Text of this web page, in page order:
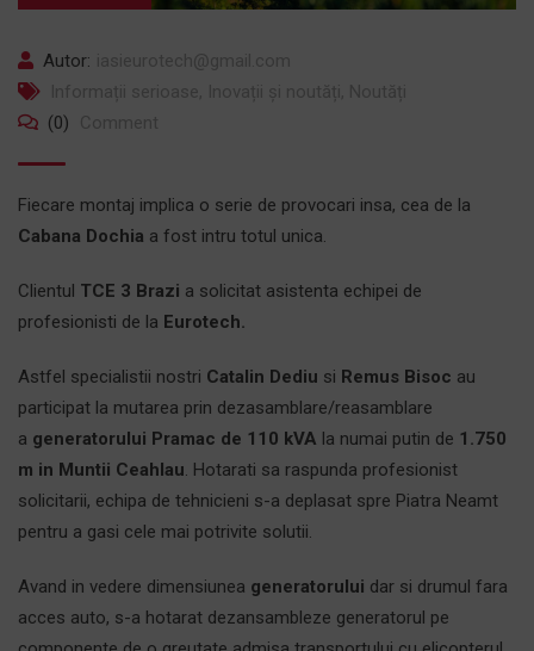
Autor:
(0)
Fiecare montaj implica o serie de provocari insa, cea de la
Cabana Dochia a fost intru totul unica.
Clientul TCE 3 Brazi a solicitat asistenta echipei de
profesionisti de la Eurotech.
Astfel specialistii nostri Catalin Dediu si Remus Bisoc au
participat la mutarea prin dezasamblare/reasamblare
a generatorului Pramac de 110 kVA la numai putin de 1.750
m in Muntii Ceahlau. Hotarati sa raspunda profesionist
solicitarii, echipa de tehnicieni s-a deplasat spre Piatra Neamt
pentru a gasi cele mai potrivite solutii.
Avand in vedere dimensiunea generatorului dar si drumul fara
acces auto, s-a hotarat dezansambleze generatorul pe